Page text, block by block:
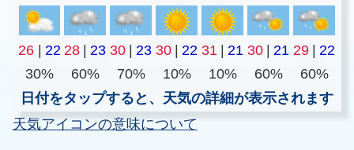
26 22 28 23 30 23 30 22 31 21 30 21 29
22
30%
60% 70% 10% 10% 60%
60%
日付をタップすると、天気の詳細が表示されます
天気アイコンの意味について